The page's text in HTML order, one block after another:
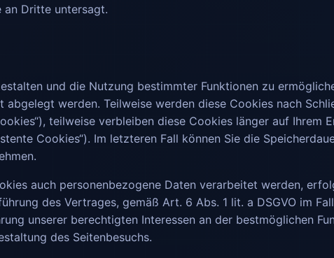
an Dritte untersagt.
und die Nutzung bestimmter Funktionen zu
werden. Teilweise werden diese Cookies nach
teilweise verbleiben diese Cookies länger auf Ihrem
Cookies“). Im letzteren Fall können Sie die
auch personenbezogene Daten verarbeitet werden,
des Vertrages, gemäß Art. 6 Abs. 1 lit. a DSGVO im
unserer berechtigten Interessen an der bestmöglichen
des Seitenbesuchs.